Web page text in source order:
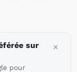
sur
pour